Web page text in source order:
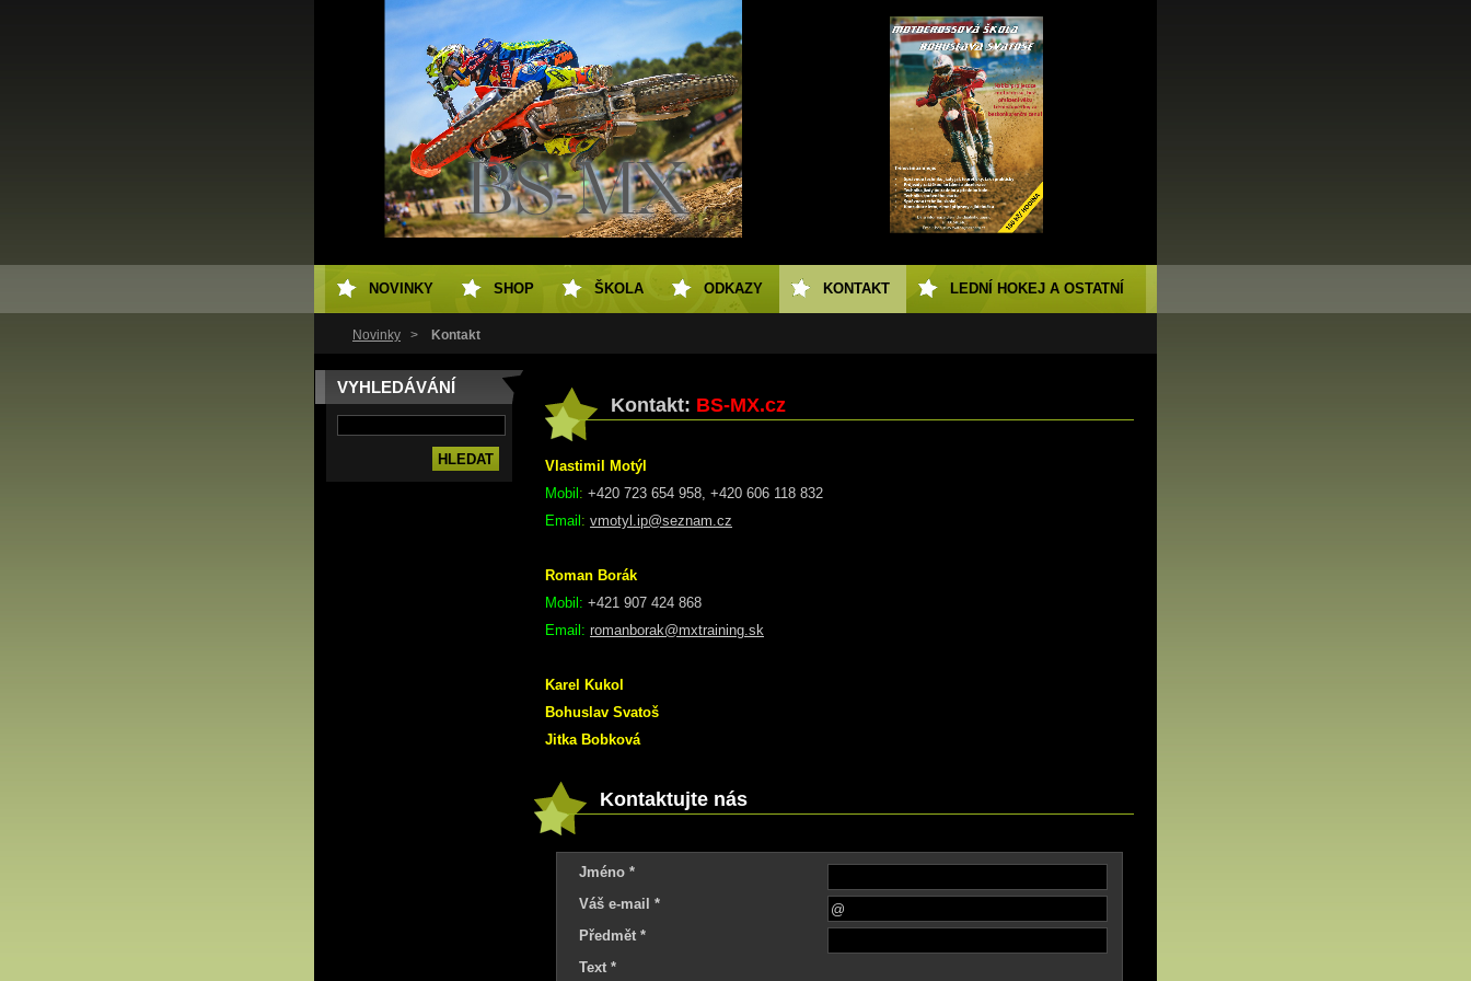
Novinky > Kontakt
VYHLEDÁVÁNÍ
Kontakt: BS-MX.cz
Vlastimil Motýl
Mobil : +420 723 654 958, +420 606 118 832
Email : vmotyl.ip@seznam.cz
Roman Borák
Mobil: +421 907 424 868
Email: romanborak@mxtraining.sk
Karel Kukol
Bohuslav Svatoš
Jitka Bobková
Kontaktujte nás
Jméno *
Váš e-mail *
Předmět *
Text *
NOVINKY SHOP ŠKOLA ODKAZY KONTAKT LEDNÍ HOKEJ A OSTATNÍ